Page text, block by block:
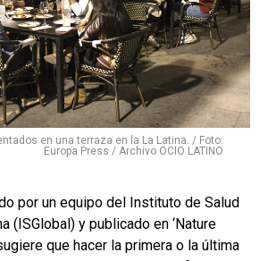
en una terraza en la La Latina. / Foto:
Europa Press / Archivo OCIO LATINO
por un equipo del Instituto de Salud
(ISGlobal) y publicado en ‘Nature
que hacer la primera o la última